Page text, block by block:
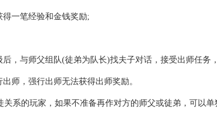
一笔经验和金钱奖励;
后，与师父组队(徒弟为队长)找夫子对话，接受出师任务
师，强行出师无法获得出师奖励。
关系的玩家，如果不准备再作对方的师父或徒弟，可以单